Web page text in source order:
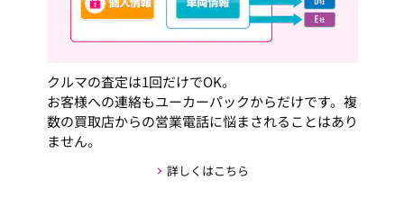
クルマの査定は1回だけでOK。
お客様への連絡もユーカーパックからだけです。複
数の買取店からの営業電話に悩まされることはあり
ません。
詳しくはこちら